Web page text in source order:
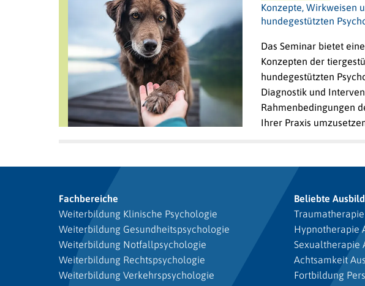
Konzepte, Wirkweisen
hundegestützten
Das Seminar bietet
Konzepten der
hundegestützten
Diagnostik und
Rahmenbedingungen
Ihrer Praxis
Fachbereiche
Weiterbildung Klinische Psychologie
Weiterbildung Gesundheitspsychologie
Weiterbildung Notfallpsychologie
Weiterbildung Rechtspsychologie
Weiterbildung Verkehrspsychologie
Beliebte
Hypnotherapie
Sexualtherapie
Achtsamkeit
Fortbildung